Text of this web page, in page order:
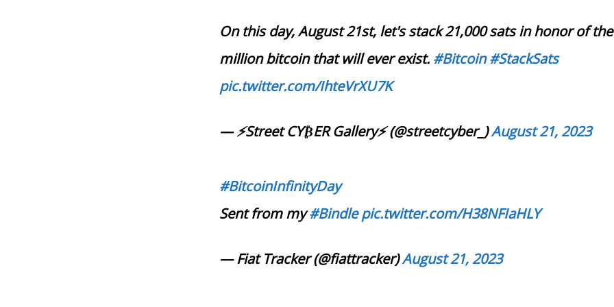
On this day, August 21st, let's stack 21,000 sats in honor of
million bitcoin that will ever exist. #Bitcoin #StackSats
pic.twitter.com/IhteVrXU7K
— ⚡️Street CY₿ER Gallery⚡️ (@streetcyber_)August 21, 2023
#BitcoinInfinityDay
Sent from my#Bindle pic.twitter.com/H38NFIaHLY
— Fiat Tracker (@fiattracker)August 21, 2023